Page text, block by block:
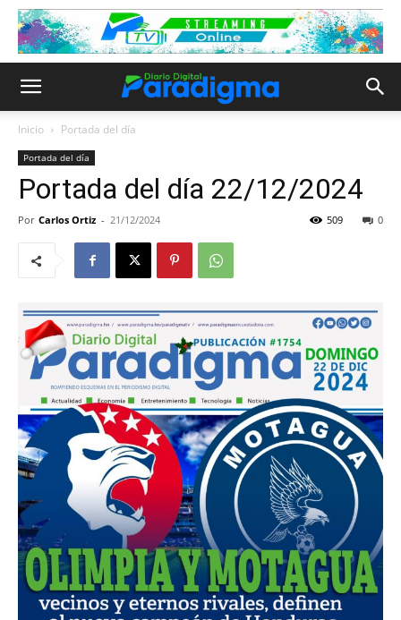
Inicio Portada del día
Portada del día
Portada del día 22/12/2024
Por Carlos Ortiz - 21/12/2024 0
509